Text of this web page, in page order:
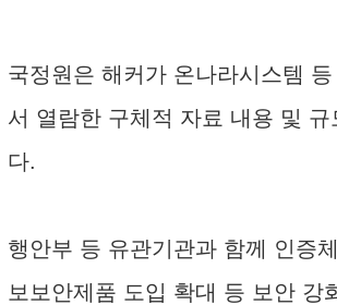
국정원은 해커가 온나라시스템 등
서 열람한 구체적 자료 내용 및 규
다.
행안부 등 유관기관과 함께 인증
보보안제품 도입 확대 등 보안 강